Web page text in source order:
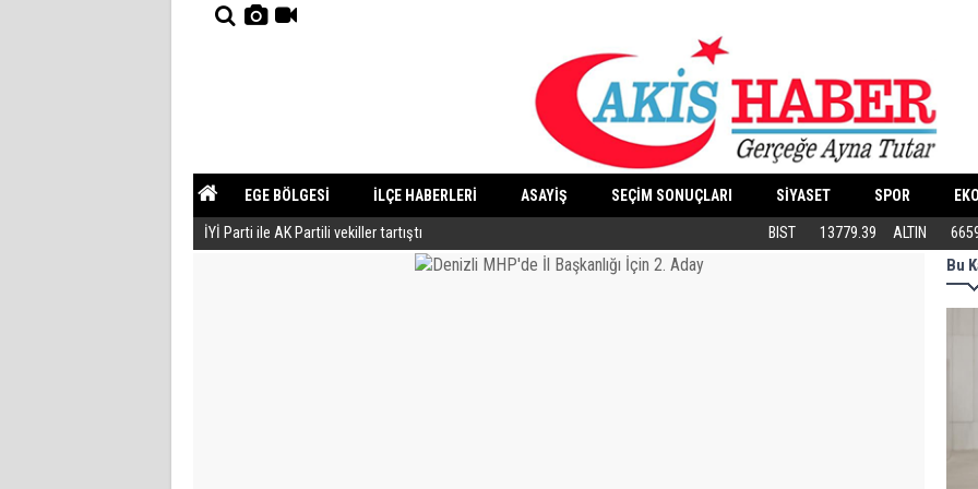
EGE BÖLGESİ İLÇE HABERLERİ ASAYİŞ SEÇİM SONUÇLARI SİYASET SPOR
YAZARLAR GÜNDEM
İYİ Parti ile AK Partili vekiller tartıştı Butik İşletmeler E-Ticarete Başlarken
BIST 13779.39 ALTIN
Bu